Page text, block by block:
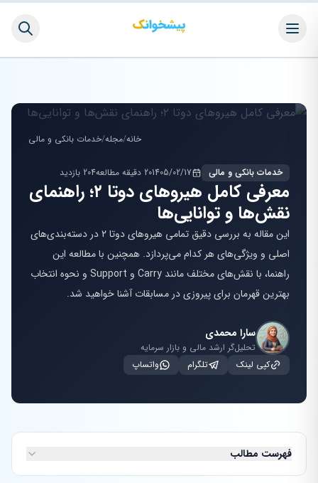
خانه/مجله/خدمات بانکی و مالی
خدمات بانکی و مالی 1405/02/1720 دقیقه مطالعه 204 بازدید
معرفی کامل هیروهای دوتا ۲؛ راهنمای
نقش‌ها و توانایی‌ها
این مقاله به بررسی دقیق تمامی هیروهای دوتا ۲ در دسته‌بندی‌های
اصلی و ویژگی‌های هر کدام می‌پردازد. همچنین با مطالعه این
راهنما، با نقش‌های مختلف مانند Carry و Support و نحوه انتخاب
بهترین قهرمان برای پیروزی در مسابقات آشنا خواهید شد.
سارا محمدی
تحلیل‌گر ارشد مالی و بازار سرمایه
کپی لینک
تلگرام واتساپ
فهرست مطالب